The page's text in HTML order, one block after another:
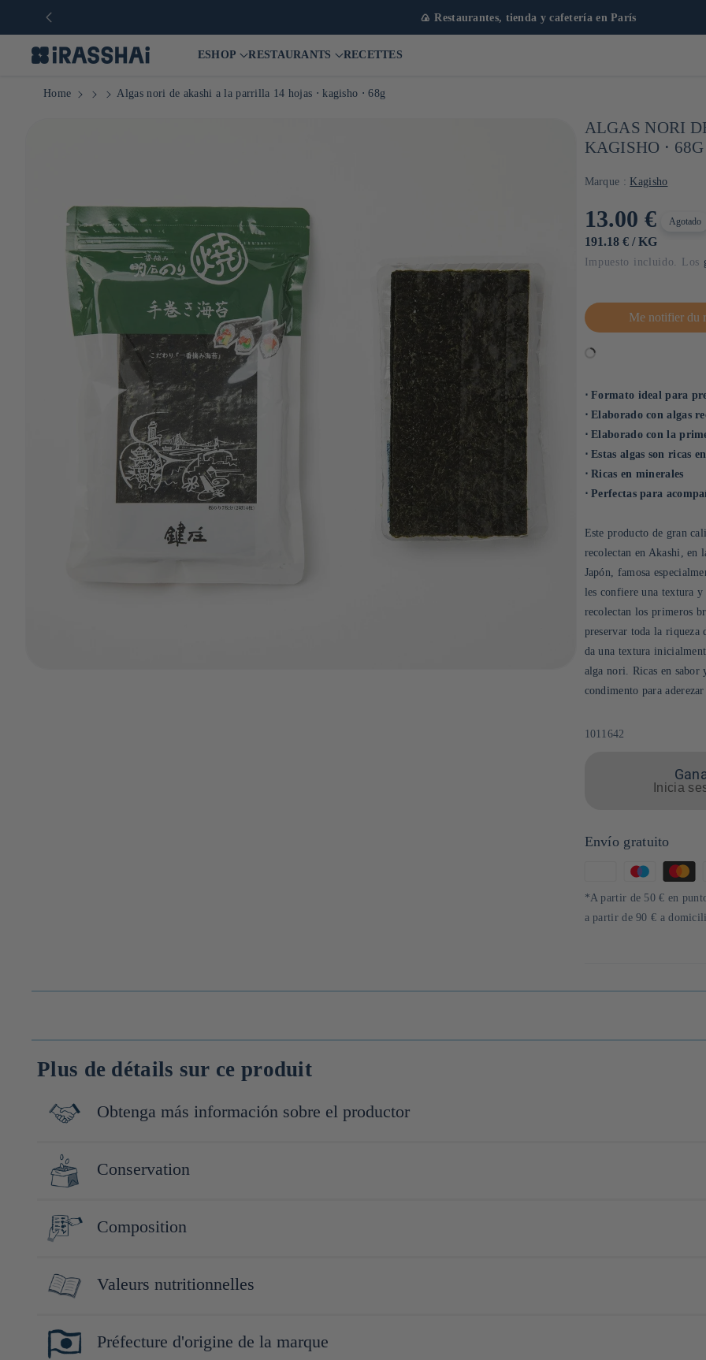
🍙 Restaurantes, tienda y cafetería en París
ESHOP RESTAURANTS RECETTES
Home Algas nori de akashi a la parrilla 14 hojas ⋅ kagisho ⋅ 68g
ALGAS NORI
KAGISHO ⋅ 68G
Marque : Kagisho
Precio
habitual
13.00 €
PRECIO
191.18 € / POR
KG
Agotado
Impuesto incluido. Los
Me notifier du
⋅ Formato ideal para
⋅ Elaborado con algas
⋅ Elaborado con la
⋅ Estas algas son ricas
⋅ Ricas en minerales
⋅ Perfectas para
Este producto de gran
recolectan en Akashi, en
Japón, famosa
les confiere una textura
recolectan los primeros
preservar toda la riqueza
da una textura
alga nori. Ricas en sabor
condimento para
SKU:
1011642
Inicia
Envío gratuito
de
*A partir de 50 € en
a partir de 90 € a
Plus de détails sur ce produit
Obtenga más información sobre el productor
Basé à Akashi, dans la préfecture de Hyogo, Kagisho propose du nori d'exception, travaillé de la même façon que certaines entreprises
torréfiées de façon artisanale afin de préserver tous les nutriments et les saveurs de l'algue.
Conservation
Conserver à l'abri de la lumière, de la chaleur et de l'humidité.
Composition
Nori séché (Hyogo, Japon)
Valeurs nutritionnelles
Pour 100g :
Énergie : 62 Kcalkcal
Préfecture d'origine de la marque